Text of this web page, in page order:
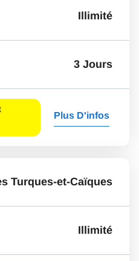
Illimité
3 Jours
Plus D'infos
Turques-et-Caïques
Illimité